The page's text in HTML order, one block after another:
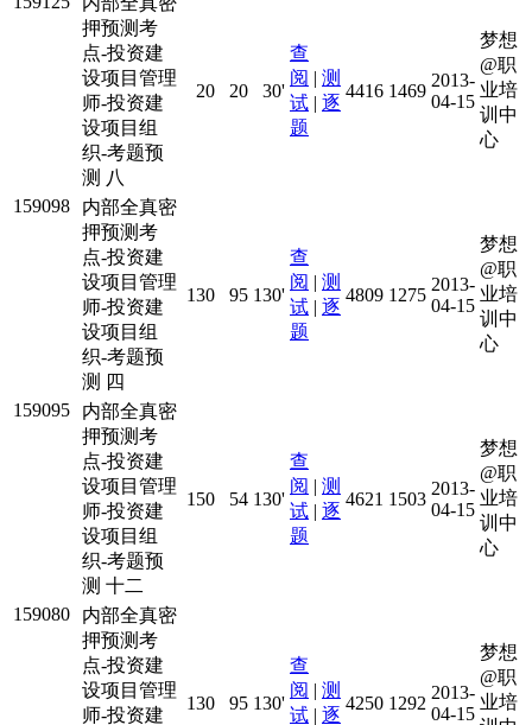
押预测考
点-投资建
设项目管理
师-投资建
设项目组
织-考题预
测 八
20 20 30'
查
阅 | 测
试 | 逐
题
4416 1469
2013-
04-15
梦想
@职
业培
训中
心
159098
内部全真密
押预测考
点-投资建
设项目管理
师-投资建
设项目组
织-考题预
测 四
130 95 130'
查
阅 | 测
试 | 逐
题
4809 1275
2013-
04-15
梦想
@职
业培
训中
心
159095
内部全真密
押预测考
点-投资建
设项目管理
师-投资建
设项目组
织-考题预
测 十二
150 54 130'
查
阅 | 测
试 | 逐
题
4621 1503
2013-
04-15
梦想
@职
业培
训中
心
159080
内部全真密
押预测考
点-投资建
设项目管理
师-投资建
130 95 130'
查
阅 | 测
试 | 逐
4250 1292
2013-
04-15
梦想
@职
业培